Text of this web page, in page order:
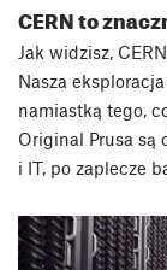
CERN to
Jak widzisz,
Nasza
namiastką tego,
Original Prusa są
i IT, po zaplecze